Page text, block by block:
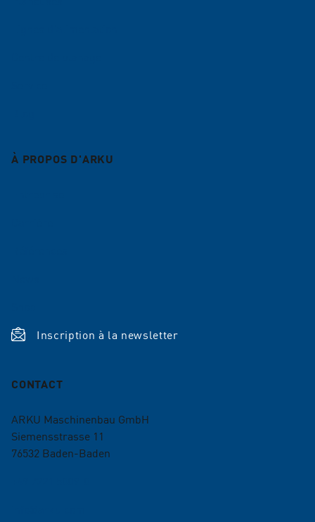
À PROPOS D'ARKU
Inscription à la newsletter
CONTACT
ARKU Maschinenbau GmbH
Siemensstrasse 11
76532 Baden-Baden